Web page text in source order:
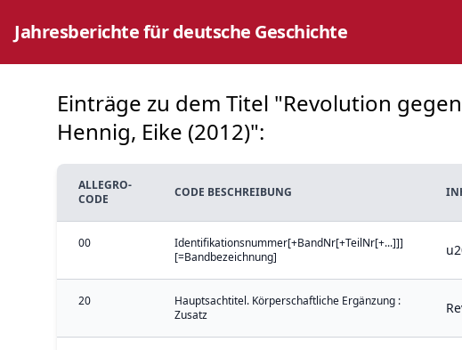
Jahresberichte für deutsche Geschichte
Einträge zu dem Titel "Revolution
Hennig, Eike (2012)":
ALLEGRO-
CODE
CODE BESCHREIBUNG
00
Identifikationsnummer[+BandNr[+TeilNr[+...]]]
[=Bandbezeichnung]
20
Hauptsachtitel. Körperschaftliche Ergänzung :
Zusatz